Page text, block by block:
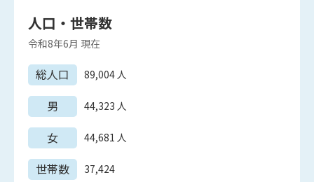
人口・世帯数
令和8年6月 現在
総人口 89,004人
男 44,323 人
女 44,681 人
世帯数 37,424